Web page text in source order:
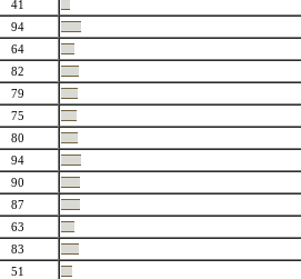
41
94
64
82
79
75
80
94
90
87
63
83
51